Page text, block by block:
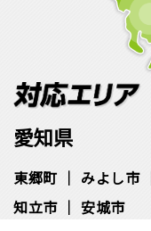
愛知県
東郷町 みよし市
知立市
安城市